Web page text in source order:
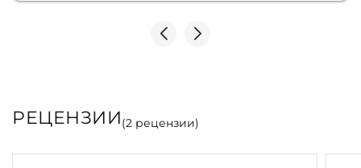
РЕЦЕНЗИИ(2 рецензии)